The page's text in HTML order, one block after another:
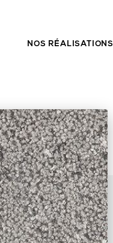
NOS RÉALISATIONS